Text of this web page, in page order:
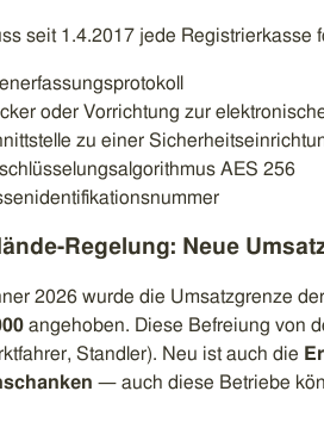
seit 1.4.2017 jede Registrierkasse
oder Vorrichtung zur
zu einer
AES 256
Regelung: Neue
2026 wurde die Umsatzgrenze
angehoben. Diese Befreiung von
Standler). Neu ist auch die
— auch diese Betriebe